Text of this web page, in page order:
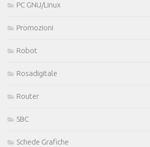
PC GNU/Linux
Promozioni
Robot
Rosadigitale
Router
SBC
Schede Grafiche